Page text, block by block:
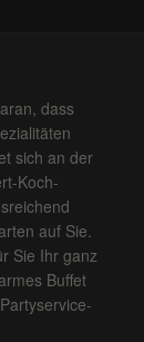
dass
sich an der
Koch-
auf Sie.
Sie Ihr ganz
Buffet